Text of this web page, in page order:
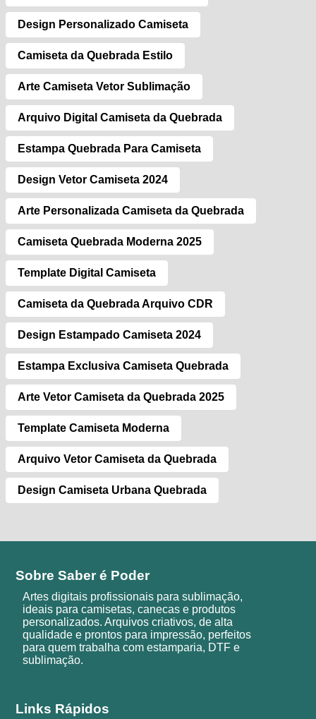
Design Personalizado Camiseta
Camiseta da Quebrada Estilo
Arte Camiseta Vetor Sublimação
Arquivo Digital Camiseta da Quebrada
Estampa Quebrada Para Camiseta
Design Vetor Camiseta 2024
Arte Personalizada Camiseta da Quebrada
Camiseta Quebrada Moderna 2025
Template Digital Camiseta
Camiseta da Quebrada Arquivo CDR
Design Estampado Camiseta 2024
Estampa Exclusiva Camiseta Quebrada
Arte Vetor Camiseta da Quebrada 2025
Template Camiseta Moderna
Arquivo Vetor Camiseta da Quebrada
Design Camiseta Urbana Quebrada
Sobre Saber é Poder
Artes digitais profissionais para sublimação,
ideais para camisetas, canecas e produtos
personalizados. Arquivos criativos, de alta
qualidade e prontos para impressão, perfeitos
para quem trabalha com estamparia, DTF e
sublimação.
Links Rápidos